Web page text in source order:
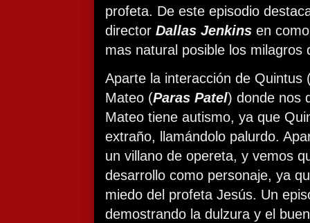
profeta. De este episodio
director Dallas Jenkins en
mas natural posible los milagros
Aparte la interacción de Quintus
Mateo (Paras Patel) donde nos
Mateo tiene autismo, ya que
extraño, llamándolo palurdo.
un villano de opereta, y vemos
desarrollo como personaje, ya
miedo del profeta Jesús. Un
demostrando la dulzura y el